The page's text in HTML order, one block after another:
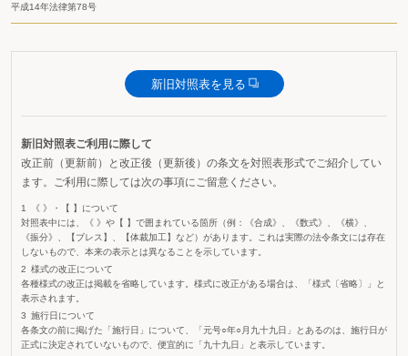
平成14年法律第78号
新旧対照表を見る
新旧対照表ご利用に際して
改正前（更新前）と改正後（更新後）の条文を対照表形式でご紹介してい
ます。ご利用に際しては次の事項にご留意ください。
《 》・【 】について
対照表中には、《 》や【 】で囲まれている箇所（例：《合成》、《数式》、《横》、
《振分》、【ブレス】、【体裁加工】など）があります。これは実際の法令条文には存在
しないもので、本来の表示とは異なることを示しています。
様式の改正について
各種様式の改正は掲載を省略しています。様式に改正がある場合は、「様式〔省略〕」と
表示されます。
施行日について
各条文の前に掲げた「施行日」について、「元号○年○月九十九日」とあるのは、施行日が
正式に決定されていないもので、便宜的に「九十九日」と表示しています。